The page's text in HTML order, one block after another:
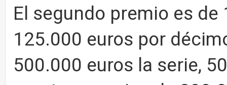
El segundo premio es
125.000 euros por
500.000 euros la serie,